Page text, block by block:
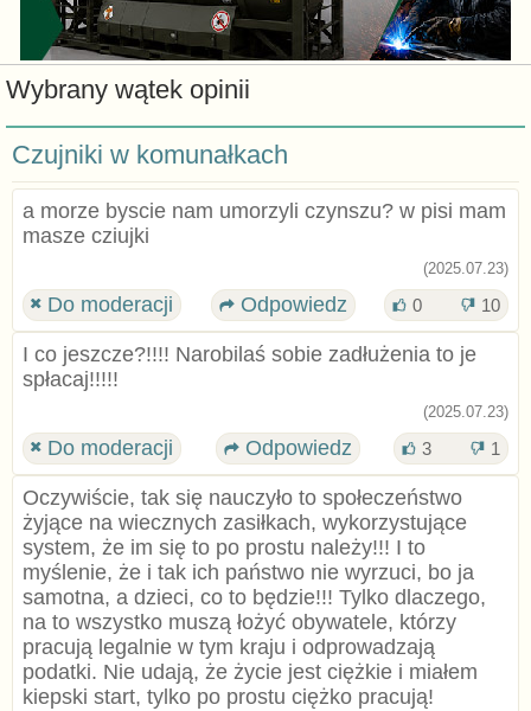
Wybrany wątek opinii
Czujniki w komunałkach
a morze byscie nam umorzyli czynszu? w pisi mam
masze cziujki
(2025.07.23)
Do moderacji Odpowiedz 0 10
I co jeszcze?!!!! Narobilaś sobie zadłużenia to je
spłacaj!!!!!
(2025.07.23)
Do moderacji Odpowiedz 3 1
Oczywiście, tak się nauczyło to społeczeństwo
żyjące na wiecznych zasiłkach, wykorzystujące
system, że im się to po prostu należy!!! I to
myślenie, że i tak ich państwo nie wyrzuci, bo ja
samotna, a dzieci, co to będzie!!! Tylko dlaczego,
na to wszystko muszą łożyć obywatele, którzy
pracują legalnie w tym kraju i odprowadzają
podatki. Nie udają, że życie jest ciężkie i miałem
kiepski start, tylko po prostu ciężko pracują!